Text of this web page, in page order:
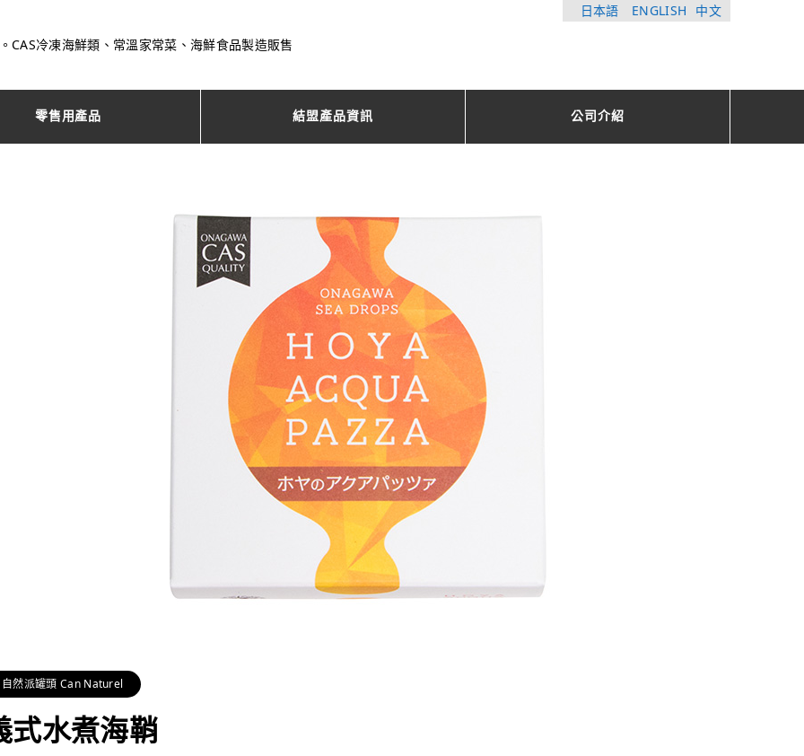
CAS冷凍海鮮類、常溫家常菜、海鮮食品製造販售
日本語 ENGLISH 中文
零售用產品 結盟產品資訊 公司介紹
自然派罐頭 Can Naturel
式水煮海鞘